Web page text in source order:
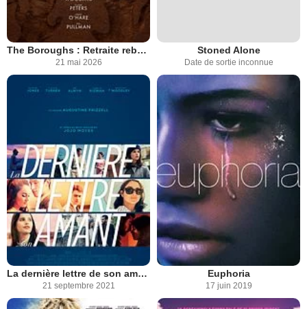
The Boroughs : Retraite rebelle
21 mai 2026
Stoned Alone
Date de sortie inconnue
La dernière lettre de son amant
21 septembre 2021
Euphoria
17 juin 2019